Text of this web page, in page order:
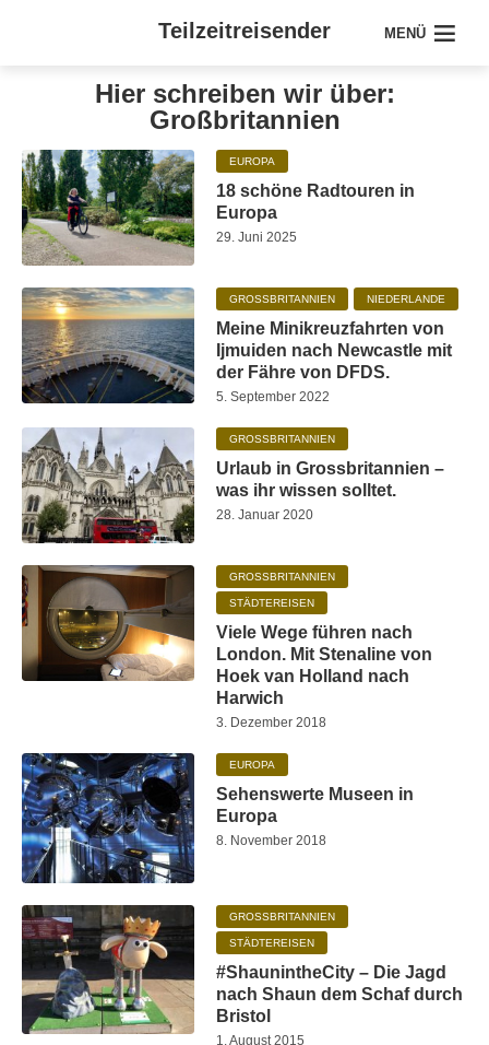
Teilzeitreisender MENÜ
Hier schreiben wir über:
Großbritannien
EUROPA
18 schöne Radtouren in
Europa
29. Juni 2025
GROSSBRITANNIEN NIEDERLANDE
Meine Minikreuzfahrten von
Ijmuiden nach Newcastle mit
der Fähre von DFDS.
5. September 2022
GROSSBRITANNIEN
Urlaub in Grossbritannien –
was ihr wissen solltet.
28. Januar 2020
GROSSBRITANNIEN
STÄDTEREISEN
Viele Wege führen nach
London. Mit Stenaline von
Hoek van Holland nach
Harwich
3. Dezember 2018
EUROPA
Sehenswerte Museen in
Europa
8. November 2018
GROSSBRITANNIEN
STÄDTEREISEN
#ShaunintheCity – Die Jagd
nach Shaun dem Schaf durch
Bristol
1. August 2015